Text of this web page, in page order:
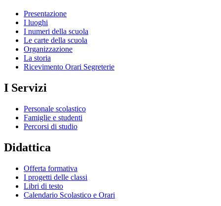
Presentazione
I luoghi
I numeri della scuola
Le carte della scuola
Organizzazione
La storia
Ricevimento Orari Segreterie
I Servizi
Personale scolastico
Famiglie e studenti
Percorsi di studio
Didattica
Offerta formativa
I progetti delle classi
Libri di testo
Calendario Scolastico e Orari